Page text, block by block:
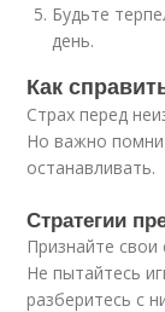
Будьте
день.
Как
Страх перед
Но важно
останавливать.
Стратегии
Признайте свои
Не пытайтесь
разберитесь с